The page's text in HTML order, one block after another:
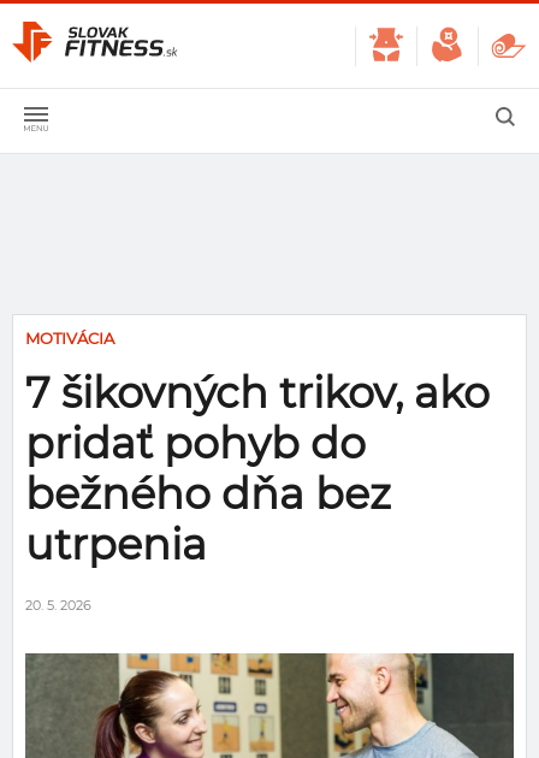
MOTIVÁCIA
7 šikovných trikov, ako
pridať pohyb do
bežného dňa bez
utrpenia
20. 5. 2026